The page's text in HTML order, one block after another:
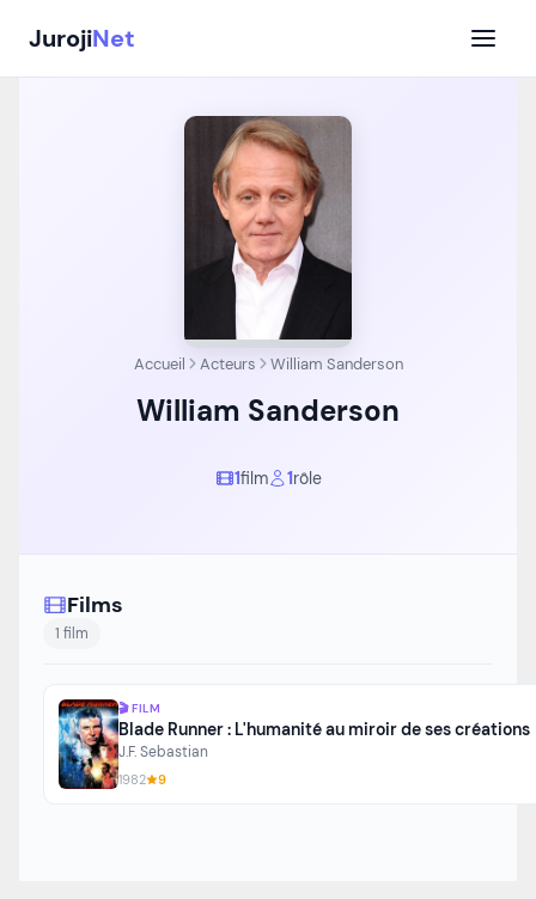
contenu
JurojiNet
Accueil Acteurs William Sanderson
William Sanderson
1film 1rôle
Films
1 film
🎬 FILM
Blade Runner : L'humanité au miroir de ses créations
J.F. Sebastian
1982 9